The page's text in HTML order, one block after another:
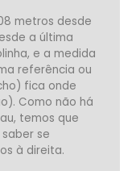
metros desde
a última
e a medida
referência ou
fica onde
Como não há
temos que
se
à direita.